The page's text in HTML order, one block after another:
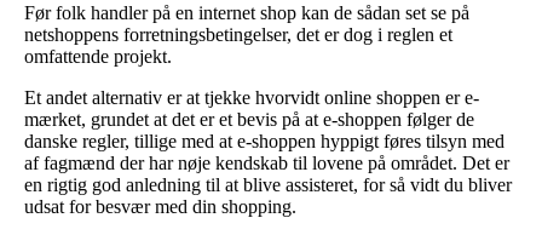
Før folk handler på en internet shop kan de sådan set se på
netshoppens forretningsbetingelser, det er dog i reglen et
omfattende projekt.
Et andet alternativ er at tjekke hvorvidt online shoppen er e-
mærket, grundet at det er et bevis på at e-shoppen følger de
danske regler, tillige med at e-shoppen hyppigt føres tilsyn med
af fagmænd der har nøje kendskab til lovene på området. Det er
en rigtig god anledning til at blive assisteret, for så vidt du bliver
udsat for besvær med din shopping.